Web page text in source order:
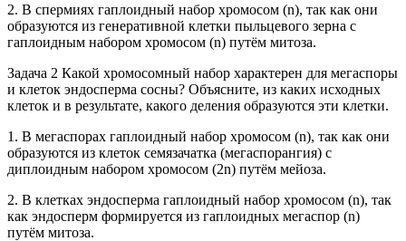
2. В спермиях гаплоидный набор хромосом (n), так как они
образуются из генеративной клетки пыльцевого зерна с
гаплоидным набором хромосом (n) путём митоза.
Задача 2 Какой хромосомный набор характерен для мегаспоры
и клеток эндосперма сосны? Объясните, из каких исходных
клеток и в результате, какого деления образуются эти клетки.
1. В мегаспорах гаплоидный набор хромосом (n), так как они
образуются из клеток семязачатка (мегаспорангия) с
диплоидным набором хромосом (2n) путём мейоза.
2. В клетках эндосперма гаплоидный набор хромосом (n), так
как эндосперм формируется из гаплоидных мегаспор (n)
путём митоза.